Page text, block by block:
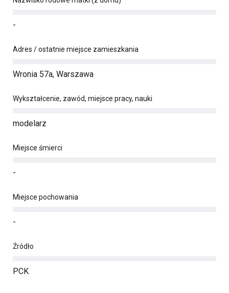
-
Adres / ostatnie miejsce zamieszkania
Wronia 57a, Warszawa
Wykształcenie, zawód, miejsce pracy, nauki
modelarz
Miejsce śmierci
-
Miejsce pochowania
-
Źródło
PCK